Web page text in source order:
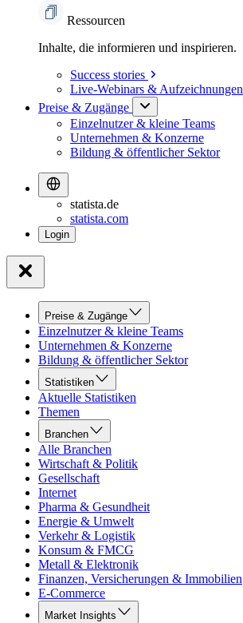
Ressourcen
Inhalte, die informieren und inspirieren.
Success stories
Live-Webinars & Aufzeichnungen
Preise & Zugänge
Einzelnutzer & kleine Teams
Unternehmen & Konzerne
Bildung & öffentlicher Sektor
statista.de
statista.com
Preise & Zugänge
Einzelnutzer & kleine Teams
Unternehmen & Konzerne
Bildung & öffentlicher Sektor
Statistiken
Aktuelle Statistiken
Themen
Branchen
Alle Branchen
Wirtschaft & Politik
Gesellschaft
Internet
Pharma & Gesundheit
Energie & Umwelt
Verkehr & Logistik
Konsum & FMCG
Metall & Elektronik
Finanzen, Versicherungen & Immobilien
E-Commerce
Market Insights